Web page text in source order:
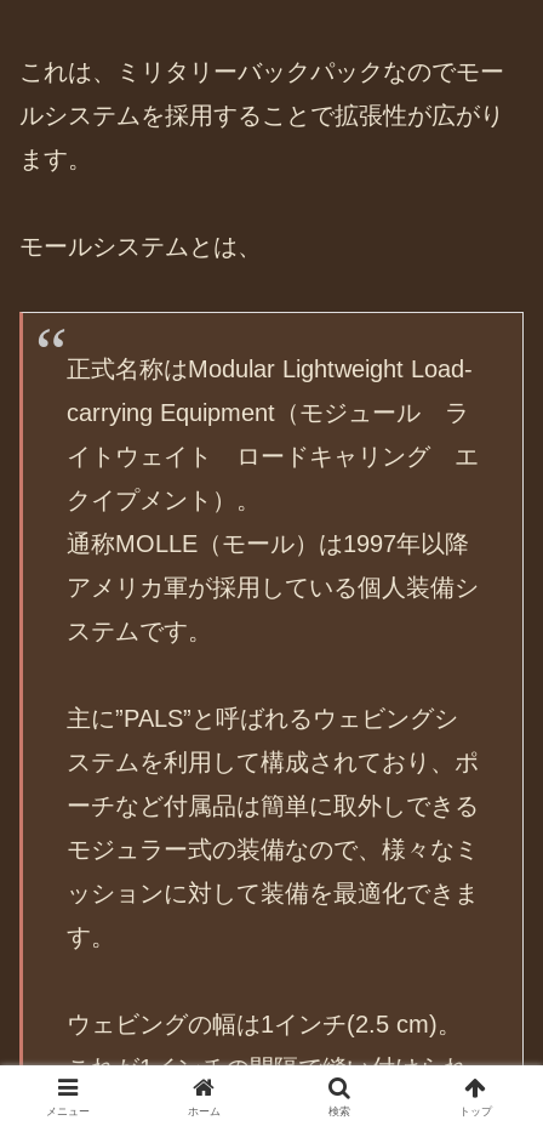
これは、ミリタリーバックパックなのでモー
ルシステムを採用することで拡張性が広がり
ます。
モールシステムとは、
正式名称はModular Lightweight Load-
carrying Equipment（モジュール ラ
イトウェイト ロードキャリング エ
クイプメント）。
通称MOLLE（モール）は1997年以降
アメリカ軍が採用している個人装備シ
ステムです。
主に”PALS”と呼ばれるウェビングシ
ステムを利用して構成されており、ポ
ーチなど付属品は簡単に取外しできる
モジュラー式の装備なので、様々なミ
ッションに対して装備を最適化できま
す。
ウェビングの幅は1インチ(2.5 cm)。
これが1インチの間隔で縫い付けられ
ています。
メニュー ホーム 検索 トップ